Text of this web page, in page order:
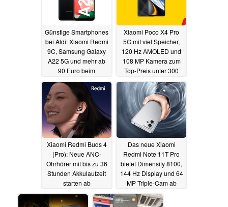
Günstige Smartphones
bei Aldi: Xiaomi Redmi
9C, Samsung Galaxy
A22 5G und mehr ab
90 Euro beim
Discounter30.05.2022
Xiaomi Poco X4 Pro
5G mit viel Speicher,
120 Hz AMOLED und
108 MP Kamera zum
Top-Preis unter 300
Euro im Angebot
27.05.2022
Xiaomi Redmi Buds 4
(Pro): Neue ANC-
Ohrhörer mit bis zu 36
Stunden Akkulaufzeit
starten ab
umgerechnet 28 Euro
24.05.2022
Das neue Xiaomi
Redmi Note 11T Pro
bietet Dimensity 8100,
144 Hz Display und 64
MP Triple-Cam ab
umgerechnet 250 Euro
24.05.2022